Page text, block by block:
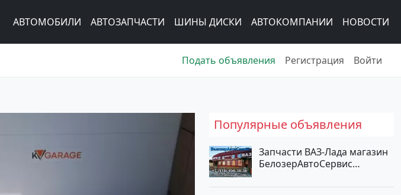
АВТОМОБИЛИ АВТОЗАПЧАСТИ ШИНЫ ДИСКИ АВТОКОМПАНИИ НОВОСТИ
Подать объявления Регистрация Войти
Популярные объявления
Запчасти ВАЗ-Лада магазин
БелозерАвтоСервис